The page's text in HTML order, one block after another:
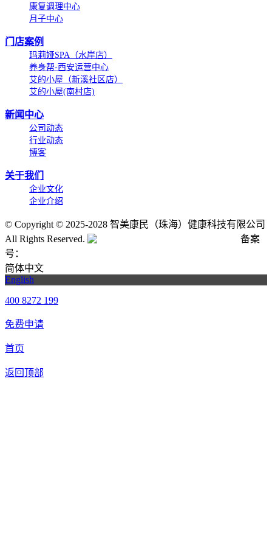
康复调理中心
月子中心
门店案例
玛莉娅SPA（水岸店）
养身帮-西安运营中心
艾的小屋（新溪社区店）
艾的小屋(南村店)
新闻中心
公司动态
行业动态
博客
关于我们
企业文化
企业介绍
© Copyright © 2025-2028 智美康民（珠海）健康科技有限公司
All Rights Reserved.
备案
号：
简体中文
English
400 8272 199
免费申请
首页
返回顶部